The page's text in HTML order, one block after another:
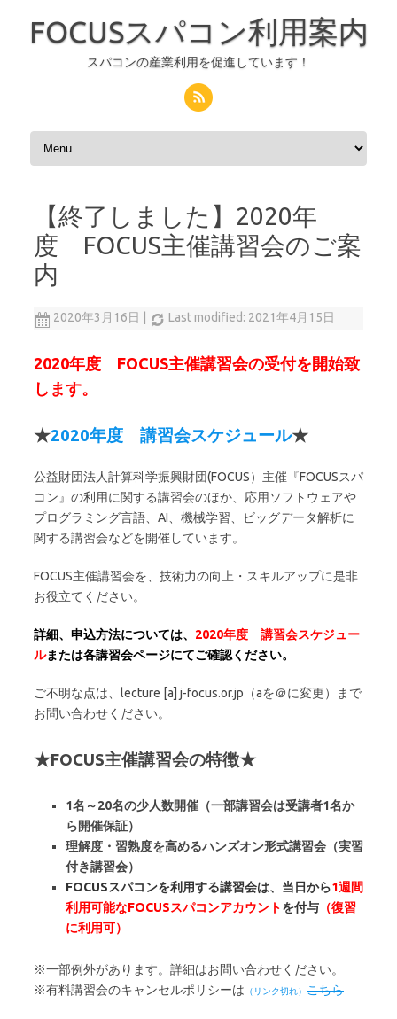
FOCUSスパコン利用案内
スパコンの産業利用を促進しています！
コンテンツへスキップ
【終了しました】2020年
度 FOCUS主催講習会のご案
内
2020年3月16日 Last modified: 2021年4月15日
2020年度 FOCUS主催講習会の受付を開始致
します。
★2020年度 講習会スケジュール★
公益財団法人計算科学振興財団(FOCUS）主催『FOCUSスパ
コン』の利用に関する講習会のほか、応用ソフトウェアや
プログラミング言語、AI、機械学習、ビッグデータ解析に
関する講習会などを開催しています。
FOCUS主催講習会を、技術力の向上・スキルアップに是非
お役立てください。
詳細、申込方法については、 2020年度 講習会スケジュー
ルまたは各講習会ページにてご確認ください。
ご不明な点は、lecture [a] j-focus.or.jp（aを＠に変更）まで
お問い合わせください。
★FOCUS主催講習会の特徴★
1名～20名の少人数開催（一部講習会は受講者1名か
ら開催保証）
理解度・習熟度を高めるハンズオン形式講習会（実習
付き講習会）
FOCUSスパコンを利用する講習会は、当日から1週間
利用可能なFOCUSスパコンアカウントを付与 （復習
に利用可）
※一部例外があります。詳細はお問い合わせください。
※有料講習会のキャンセルポリシーは
こちら